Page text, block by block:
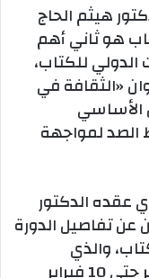
هيثم الحاج
هو ثاني أهم
للكتاب،
«الثقافة في
الأساسي
لمواجهة
عقده الدكتور
عن تفاصيل الدورة
والذي